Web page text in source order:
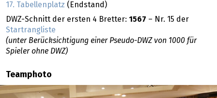
17. Tabellenplatz (Endstand)
DWZ-Schnitt der ersten 4 Bretter: 1567 – Nr. 15 der
Startrangliste
(unter Berücksichtigung einer Pseudo-DWZ von 1000 für
Spieler ohne DWZ)
Teamphoto